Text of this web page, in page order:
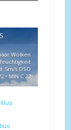
Wolken
5m/s OSO
• MIN C 22